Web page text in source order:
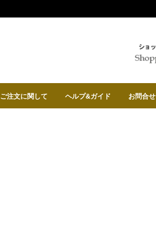
ご注文に関して ヘルプ&ガイド お問合せ